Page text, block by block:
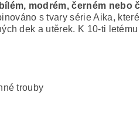
modrém, černém nebo
s tvary série Aika, které
dek a utěrek. K 10-ti
trouby